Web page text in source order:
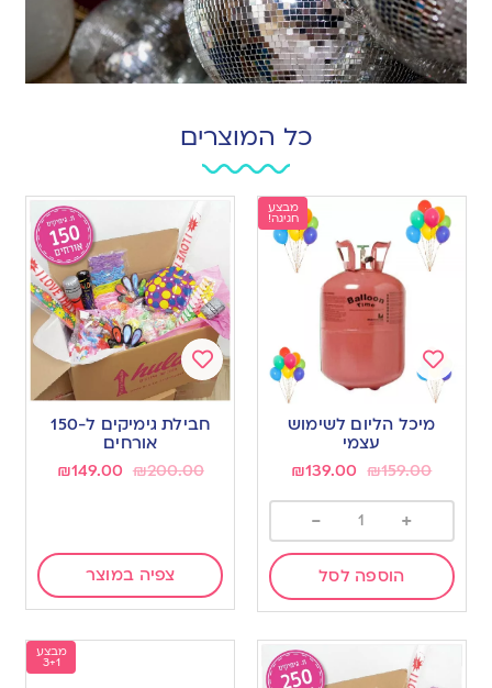
כל המוצרים
מבצע
חגיגה!
Add
מיכל הליום לשימוש
עצמי
₪159.00
₪139.00
+
-
הוספה לסל
Add
to
חבילת גימיקים ל-150
אורחים
₪200.00
₪149.00
צפיה במוצר
מבצע
3+1